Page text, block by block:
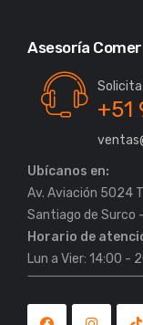
Asesoría
+51
Ubícanos en:
Av. Aviación 5024
Horario de
Lun a Vier: 14:00 -